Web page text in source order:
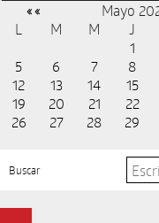
« « Mayo
L M M J
1
5
6 7 8
12
13 14 15
19
20 21 22
26
27 28 29
Buscar